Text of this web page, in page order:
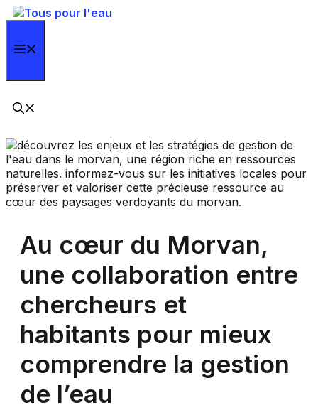
Aller
Au cœur du Morvan,
une collaboration entre
chercheurs et
habitants pour mieux
comprendre la gestion
de l’eau